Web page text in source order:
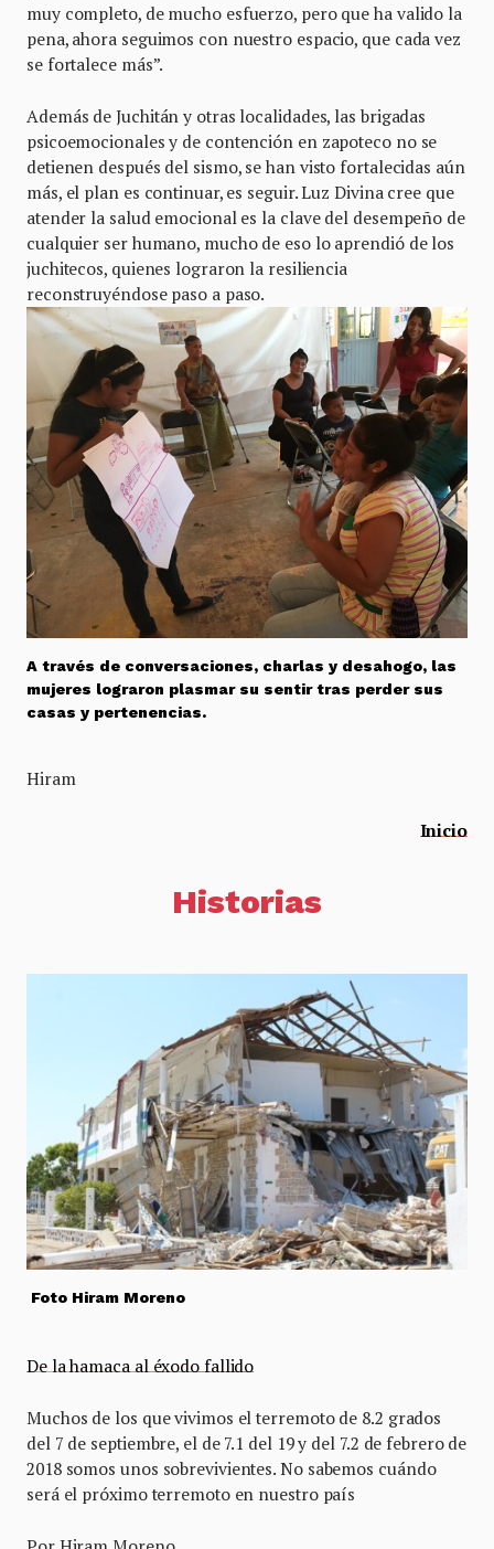
muy completo, de mucho esfuerzo, pero que ha valido la
pena, ahora seguimos con nuestro espacio, que cada vez
se fortalece más”.
Además de Juchitán y otras localidades, las brigadas
psicoemocionales y de contención en zapoteco no se
detienen después del sismo, se han visto fortalecidas aún
más, el plan es continuar, es seguir. Luz Divina cree que
atender la salud emocional es la clave del desempeño de
cualquier ser humano, mucho de eso lo aprendió de los
juchitecos, quienes lograron la resiliencia
reconstruyéndose paso a paso.
A través de conversaciones, charlas y desahogo, las
mujeres lograron plasmar su sentir tras perder sus
casas y pertenencias.
Hiram
Inicio
Historias
Foto Hiram Moreno
De la hamaca al éxodo fallido
Muchos de los que vivimos el terremoto de 8.2 grados
del 7 de septiembre, el de 7.1 del 19 y del 7.2 de febrero de
2018 somos unos sobrevivientes. No sabemos cuándo
será el próximo terremoto en nuestro país